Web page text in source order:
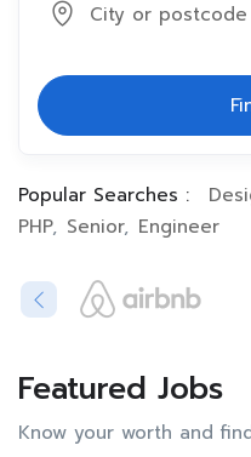
City or postcode
Popular Searches :
PHP Senior Engineer
Featured Jobs​
Know your worth and